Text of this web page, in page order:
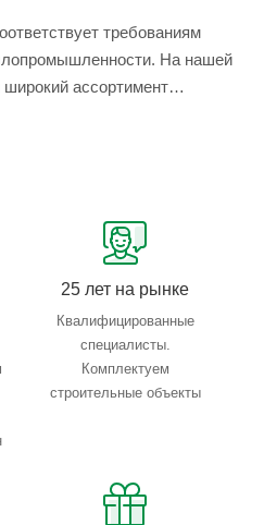
требованиям
На нашей
ассортимент
25 лет на рынке
Квалифицированные
специалисты.
Комплектуем
строительные объекты